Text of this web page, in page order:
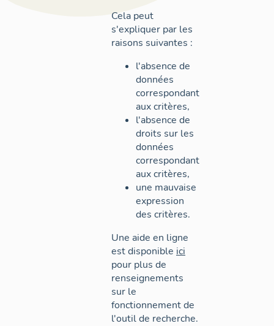
Cela peut
s'expliquer par les
raisons suivantes :
l'absence de
données
correspondant
aux critères,
l'absence de
droits sur les
données
correspondant
aux critères,
une mauvaise
expression
des critères.
Une aide en ligne
est disponible ici
pour plus de
renseignements
sur le
fonctionnement de
l'outil de recherche.